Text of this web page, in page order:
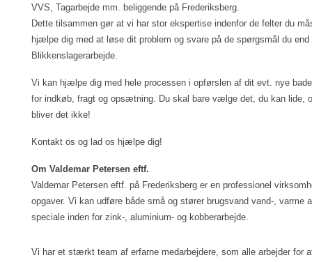
VVS, Tagarbejde mm. beliggende på Frederiksberg.
Dette tilsammen gør at vi har stor ekspertise indenfor de felter du
hjælpe dig med at løse dit problem og svare på de spørgsmål du
Blikkenslagerarbejde.
Vi kan hjælpe dig med hele processen i opførslen af dit evt. nye
for indkøb, fragt og opsætning. Du skal bare vælge det, du kan lide,
bliver det ikke!
Kontakt os og lad os hjælpe dig!
Om Valdemar Petersen eftf.
Valdemar Petersen eftf. på Frederiksberg er en professionel
opgaver. Vi kan udføre både små og stører brugsvand vand-, varme
speciale inden for zink-, aluminium- og kobberarbejde.
Vi har et stærkt team af erfarne medarbejdere, som alle arbejder for